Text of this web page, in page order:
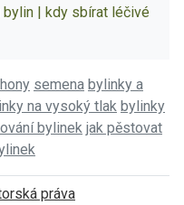
bylin | kdy sbírat léčivé
semena bylinky a
na vysoký tlak bylinky
bylinek jak pěstovat
práva